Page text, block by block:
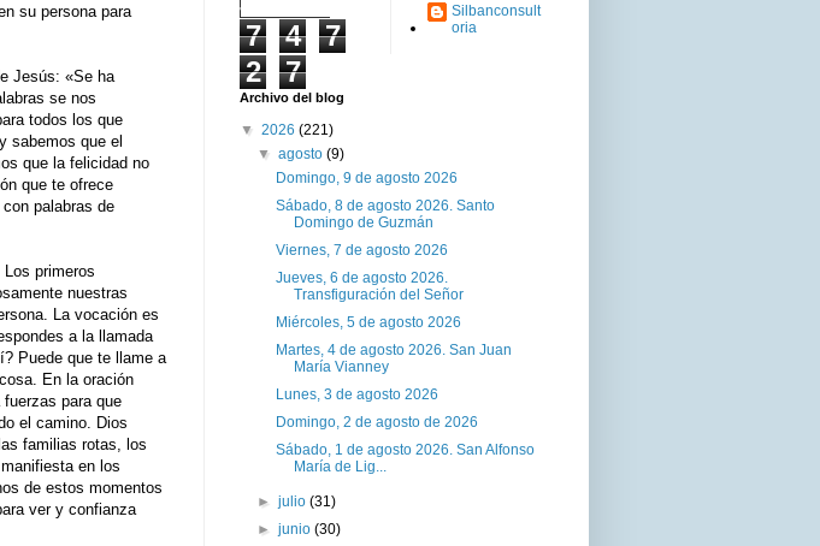
su persona para
Jesús: «Se ha
se nos
todos los que
sabemos que el
que la felicidad no
que te ofrece
palabras de
primeros
nuestras
La vocación es
a la llamada
Puede que te llame a
En la oración
para que
el camino. Dios
familias rotas, los
en los
de estos momentos
ver y confianza
7 4
7
2
7
Silbanconsult
oria
Archivo del blog
▼ 2026 (221)
▼agosto(9)
Domingo, 9 de agosto 2026
Sábado, 8 de agosto 2026. Santo
Domingo de Guzmán
Viernes, 7 de agosto 2026
Jueves, 6 de agosto 2026.
Transfiguración del Señor
Miércoles, 5 de agosto 2026
Martes, 4 de agosto 2026. San Juan
María Vianney
Lunes, 3 de agosto 2026
Domingo, 2 de agosto de 2026
Sábado, 1 de agosto 2026. San Alfonso
María de Lig...
►julio(31)
►junio(30)